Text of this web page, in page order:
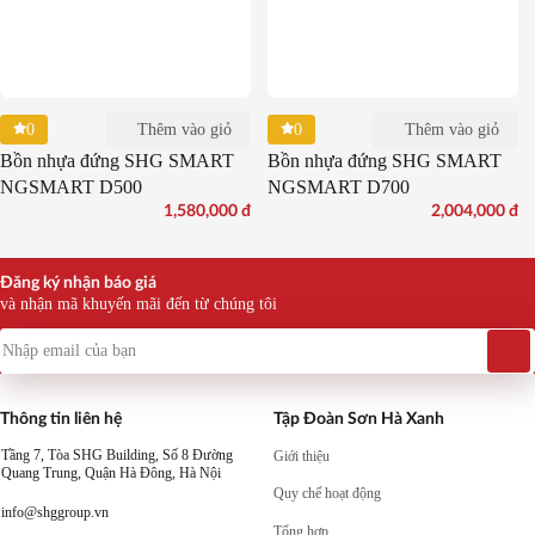
0 Thêm vào giỏ
Bồn nhựa đứng SHG SMART
NGSMART D500
1,580,000 đ
0 Thêm vào giỏ
Bồn nhựa đứng SHG SMART
NGSMART D700
2,004,000 đ
Đăng ký nhận báo giá
và nhận mã khuyến mãi đến từ chúng tôi
Thông tin liên hệ
Tầng 7, Tòa SHG Building, Số 8 Đường
Quang Trung, Quận Hà Đông, Hà Nội
info@shggroup.vn
Tập Đoàn Sơn Hà Xanh
Giới thiệu
Quy chế hoạt động
Tổng hợp